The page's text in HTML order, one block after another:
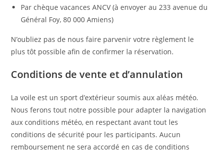
Par chèque vacances ANCV (à envoyer au 233 avenue du
Général Foy, 80 000 Amiens)
N’oubliez pas de nous faire parvenir votre règlement le
plus tôt possible afin de confirmer la réservation.
Conditions de vente et d’annulation
La voile est un sport d’extérieur soumis aux aléas météo.
Nous ferons tout notre possible pour adapter la navigation
aux conditions météo, en respectant avant tout les
conditions de sécurité pour les participants. Aucun
remboursement ne sera accordé en cas de conditions